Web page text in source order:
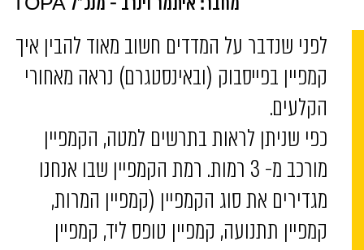
לפני שנדבר על המדדים חשוב מאוד להבין איך
קמפיין בפייסבוק (ובאינסטגרם) נראה מאחורי
הקלעים.
כפי שניתן לראות בתרשים למטה, הקמפיין
מורכב מ- 3 רמות. רמת הקמפיין שבו אנחנו
מגדירים את סוג הקמפיין (קמפיין המרות,
קמפיין תתנועה, קמפיין טופס ליד, קמפיין